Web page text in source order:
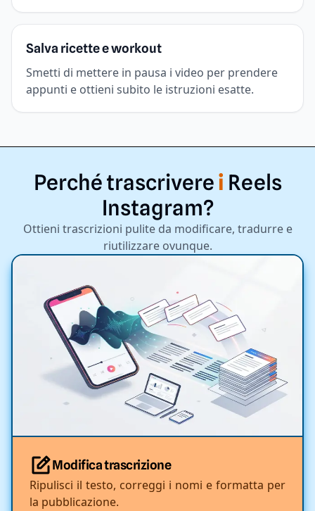
Salva ricette e workout
Smetti di mettere in pausa i video per prendere
appunti e ottieni subito le istruzioni esatte.
Perchétrascriverei Reels
Instagram?
Ottieni trascrizioni pulite da modificare, tradurre e
riutilizzare ovunque.
Modifica trascrizione
Ripulisci il testo, correggi i nomi e formatta per
la pubblicazione.